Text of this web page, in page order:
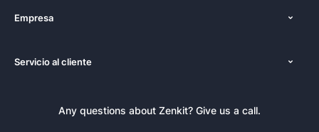
Alternativas
Reserva una demo
Empresa
Prensa
Academia
Servicio al cliente
Boletín informativo
Any questions about Zenkit? Give us a call.